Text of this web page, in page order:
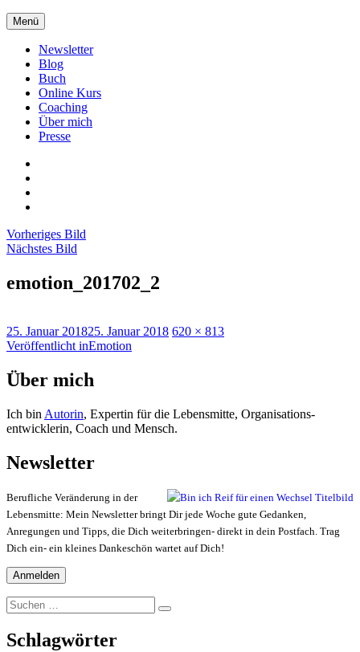
Zum
Inhalt
springen
Menü
Newsletter
Blog
Buch
Online Kurs
Coaching
Über mich
Presse
Vorheriges Bild
Nächstes Bild
emotion_201702_2
Veröffentlicht
am
25. Januar 201825. Januar 2018 Originalgröße
620 × 813
Beitragsnavigation
Veröffentlicht inEmotion
Über mich
Ich bin Autorin, Expertin für die Lebensmitte, Organisations-
entwicklerin, Coach und Mensch.
Newsletter
Berufliche Veränderung in der
Lebensmitte: Mein Newsletter bringt Dir jede Woche gute Gedanken,
Anregungen und Tipps, die Dich weiterbringen- direkt in dein Postfach. Trag
Dich ein- ein kleines Dankeschön wartet auf Dich!
Suchen
nach:
Suchen
Schlagwörter